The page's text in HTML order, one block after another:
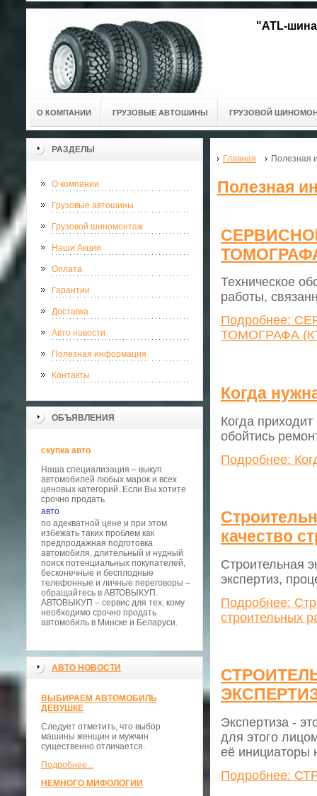
"ATL-
О КОМПАНИИ ГРУЗОВЫЕ АВТОШИНЫ ГРУЗОВОЙ
РАЗДЕЛЫ
О компании
Грузовые автошины
Грузовой шиномонтаж
Наши Акции
Оплата
Гарантии
Доставка
Авто новости
Полезная информация
Контакты
ОБЪЯВЛЕНИЯ
скупка авто
Наша специализация – выкуп
автомобилей любых марок и всех
ценовых категорий. Если Вы хотите
срочно продать
авто
по адекватной цене и при этом
избежать таких проблем как
предпродажная подготовка
автомобиля, длительный и нудный
поиск потенциальных покупателей,
бесконечные и бесплодные
телефонные и личные переговоры –
обращайтесь в АВТОВЫКУП.
АВТОВЫКУП – сервис для тех, кому
необходимо срочно продать
автомобиль в Минске и Беларуси.
АВТО НОВОСТИ
ВЫБИРАЕМ АВТОМОБИЛЬ
ДЕВУШКЕ
Следует отметить, что выбор
машины женщин и мужчин
существенно отличается.
Подробнее...
НЕМНОГО МИФОЛОГИИ
Главная Полезная
Полезная
Техническое
работы,
Подробнее:
ТОМОГРАФА
Когда
Когда
обойтись
Подробнее:
качество
Строительная
экспертиз,
Подробнее:
строительных
Экспертиза -
для этого
её инициаторы
Подробнее: